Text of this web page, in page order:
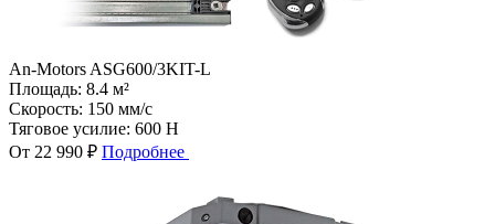
An-Motors ASG600/3KIT-L
Площадь: 8.4 м²
Скорость: 150 мм/с
Тяговое усилие: 600 Н
От 22 990 ₽ Подробнее